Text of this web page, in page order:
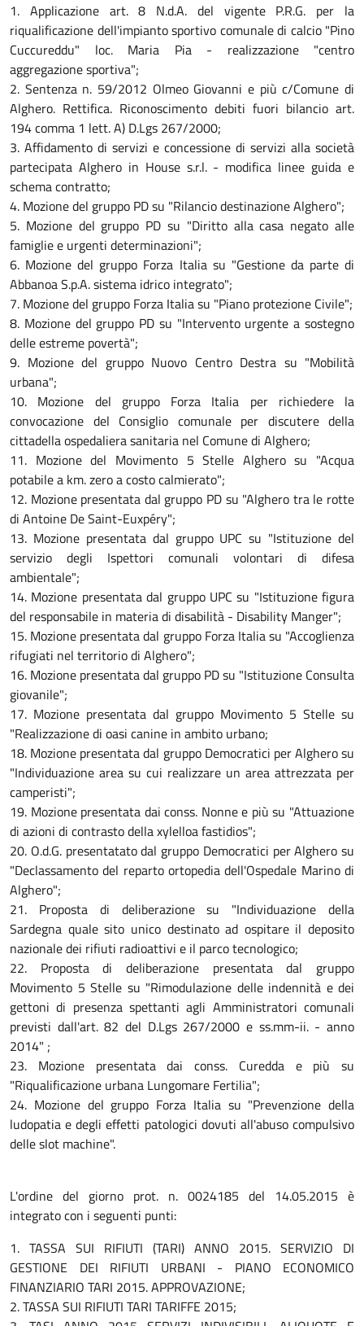
1. Applicazione art. 8 N.d.A. del vigente P.R.G. per la
riqualificazione dell'impianto sportivo comunale di calcio "Pino
Cuccureddu" loc. Maria Pia - realizzazione "centro
aggregazione sportiva";
2. Sentenza n. 59/2012 Olmeo Giovanni e più c/Comune di
Alghero. Rettifica. Riconoscimento debiti fuori bilancio art.
194 comma 1 lett. A) D.Lgs 267/2000;
3. Affidamento di servizi e concessione di servizi alla società
partecipata Alghero in House s.r.l. - modifica linee guida e
schema contratto;
4. Mozione del gruppo PD su "Rilancio destinazione Alghero";
5. Mozione del gruppo PD su "Diritto alla casa negato alle
famiglie e urgenti determinazioni";
6. Mozione del gruppo Forza Italia su "Gestione da parte di
Abbanoa S.p.A. sistema idrico integrato";
7. Mozione del gruppo Forza Italia su "Piano protezione Civile";
8. Mozione del gruppo PD su "Intervento urgente a sostegno
delle estreme povertà";
9. Mozione del gruppo Nuovo Centro Destra su "Mobilità
urbana";
10. Mozione del gruppo Forza Italia per richiedere la
convocazione del Consiglio comunale per discutere della
cittadella ospedaliera sanitaria nel Comune di Alghero;
11. Mozione del Movimento 5 Stelle Alghero su "Acqua
potabile a km. zero a costo calmierato";
12. Mozione presentata dal gruppo PD su "Alghero tra le rotte
di Antoine De Saint-Euxpéry";
13. Mozione presentata dal gruppo UPC su "Istituzione del
servizio degli Ispettori comunali volontari di difesa
ambientale";
14. Mozione presentata dal gruppo UPC su "Istituzione figura
del responsabile in materia di disabilità - Disability Manger";
15. Mozione presentata dal gruppo Forza Italia su "Accoglienza
rifugiati nel territorio di Alghero";
16. Mozione presentata dal gruppo PD su "Istituzione Consulta
giovanile";
17. Mozione presentata dal gruppo Movimento 5 Stelle su
"Realizzazione di oasi canine in ambito urbano;
18. Mozione presentata dal gruppo Democratici per Alghero su
"Individuazione area su cui realizzare un area attrezzata per
camperisti";
19. Mozione presentata dai conss. Nonne e più su "Attuazione
di azioni di contrasto della xylelloa fastidios";
20. O.d.G. presentatato dal gruppo Democratici per Alghero su
"Declassamento del reparto ortopedia dell'Ospedale Marino di
Alghero";
21. Proposta di deliberazione su "Individuazione della
Sardegna quale sito unico destinato ad ospitare il deposito
nazionale dei rifiuti radioattivi e il parco tecnologico;
22. Proposta di deliberazione presentata dal gruppo
Movimento 5 Stelle su "Rimodulazione delle indennità e dei
gettoni di presenza spettanti agli Amministratori comunali
previsti dall'art. 82 del D.Lgs 267/2000 e ss.mm-ii. - anno
2014" ;
23. Mozione presentata dai conss. Curedda e più su
"Riqualificazione urbana Lungomare Fertilia";
24. Mozione del gruppo Forza Italia su "Prevenzione della
ludopatia e degli effetti patologici dovuti all'abuso compulsivo
delle slot machine".
L'ordine del giorno prot. n. 0024185 del 14.05.2015 è
integrato con i seguenti punti:
1. TASSA SUI RIFIUTI (TARI) ANNO 2015. SERVIZIO DI
GESTIONE DEI RIFIUTI URBANI - PIANO ECONOMICO
FINANZIARIO TARI 2015. APPROVAZIONE;
2. TASSA SUI RIFIUTI TARI TARIFFE 2015;